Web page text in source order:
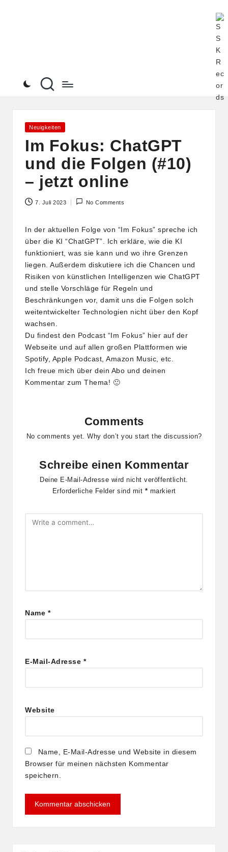
S
S
K
R
e
Alle
von
an
Ort
Posted
Neuigkeiten
Im Fokus: ChatGPT
und die Folgen (#10)
– jetzt online
7. Juli 2023 No Comments
In der aktuellen Folge von “Im Fokus” spreche ich
über die KI “ChatGPT”. Ich erkläre, wie die KI
funktioniert, was sie kann und wo ihre Grenzen
liegen. Außerdem diskutiere ich die Chancen und
Risiken von künstlichen Intelligenzen wie ChatGPT
und stelle Vorschläge für Regeln und
Beschränkungen vor, damit uns die Folgen solch
weitentwickelter Technologien nicht über den Kopf
wachsen.
Du findest den Podcast “Im Fokus” hier auf der
Webseite und auf allen großen Plattformen wie
Spotify, Apple Podcast, Amazon Music, etc.
Ich freue mich über dein Abo und deinen
Kommentar zum Thema! 🙂
Comments
No comments yet. Why don’t you start the discussion?
Schreibe einen Kommentar
Deine E-Mail-Adresse wird nicht veröffentlicht.
Erforderliche Felder sind mit * markiert
Name *
E-Mail-Adresse *
Website
Name, E-Mail-Adresse und Website in diesem
Browser für meinen nächsten Kommentar
speichern.